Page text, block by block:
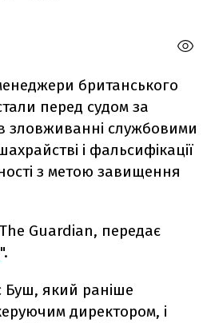
британського
перед судом за
зловживанні службовими
і фальсифікації
з метою завищення
Guardian, передає
".
Буш, який раніше
директором, і